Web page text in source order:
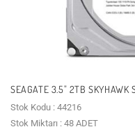
SEAGATE 3.5" 2TB
GÜVENLIK DISKI
Stok Kodu : 44216
Stok Miktarı : 48 ADET